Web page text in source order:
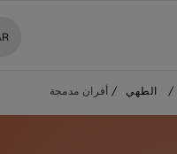
/ الطهي / أفران مدمجة